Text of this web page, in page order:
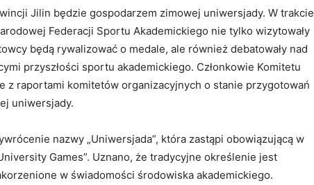
Jilin będzie gospodarzem zimowej uniwersjady. W trakcie
Federacji Sportu Akademickiego nie tylko wizytowały
będą rywalizować o medale, ale również debatowały nad
przyszłości sportu akademickiego. Członkowie Komitetu
z raportami komitetów organizacyjnych o stanie przygotowań
uniwersjady.
nazwy „Uniwersjada”, która zastąpi obowiązującą w
Games”. Uznano, że tradycyjne określenie jest
w świadomości środowiska akademickiego.